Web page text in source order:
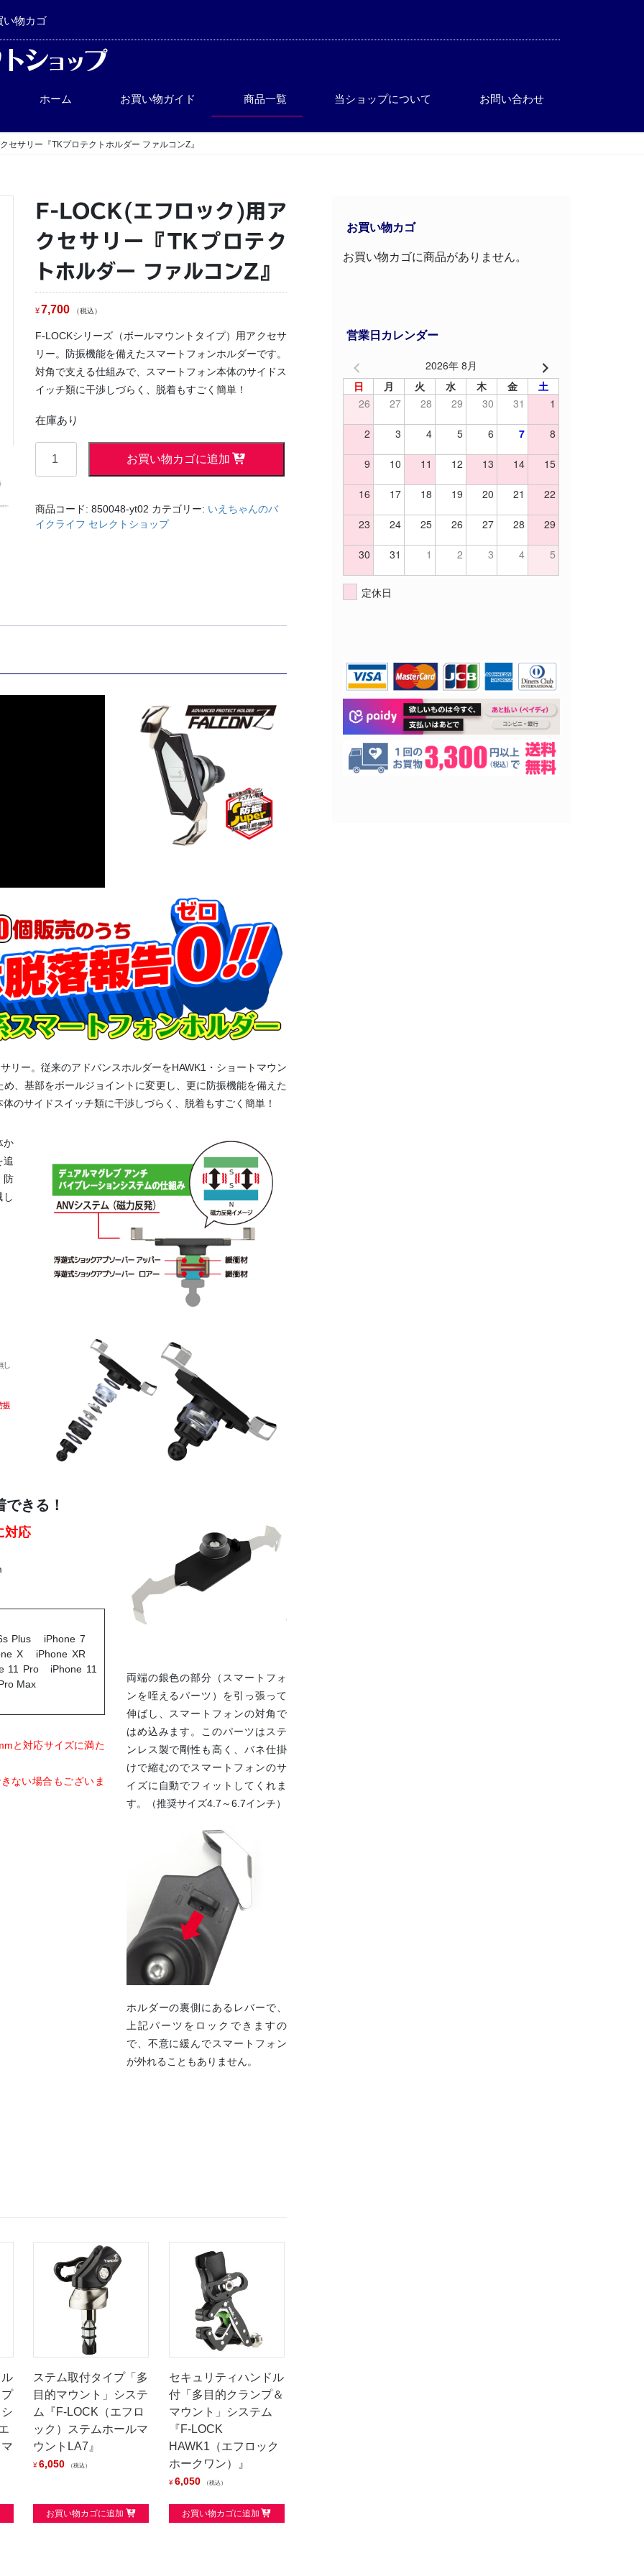
い物カゴ
ホーム お買い物ガイド 商品一覧 当ショップについて お問い合わせ
セサリー『TKプロテクトホルダー ファルコンZ』
F-LOCK(エフロック)用ア
クセサリー『TKプロテク
トホルダー ファルコンZ』
¥7,700 税込
F-LOCKシリーズ（ボールマウントタイプ）用アクセサ
リー。防振機能を備えたスマートフォンホルダーです。
対角で支える仕組みで、スマートフォン本体のサイドス
イッチ類に干渉しづらく、脱着もすごく簡単！
在庫あり
LOCK(エ
ロ
ッ
『TK
Z』
個
お買い物カゴに追加
商品コード: 850048-yt02 カテゴリー: いえちゃんのバ
イクライフ セレクトショップ
リー。従来のアドバンスホルダーをHAWK1・ショートマウン
、基部をボールジョイントに変更し、更に防振機能を備えた
のサイドスイッチ類に干渉しづらく、脱着もすごく簡単！
か
追
防
し
きる！
対応
Plus iPhone 7
X iPhone XR
11 Pro iPhone 11
Max
と対応サイズに満た
ない場合もございま
両端の銀色の部分（スマートフォ
ンを咥えるパーツ）を引っ張って
伸ばし、スマートフォンの対角で
はめ込みます。このパーツはステ
ンレス製で剛性も高く、バネ仕掛
けで縮むのでスマートフォンのサ
イズに自動でフィットしてくれま
す。（推奨サイズ4.7～6.7インチ）
ホルダーの裏側にあるレバーで、
上記パーツをロックできますの
で、不意に緩んでスマートフォン
が外れることもありません。
ステム取付タイプ「多
目的マウント」システ
ム『F-LOCK（エフロ
ック）ステムホールマ
ウントLA7』
¥ 6,050 税込
お買い物カゴに追加
セキュリティハンドル
付「多目的クランプ＆
マウント」システム
『F-LOCK
HAWK1（エフロック
ホークワン）』
¥6,050 税込
お買い物カゴに追加
お買い物カゴ
お買い物カゴに商品がありません。
営業日カレンダー
2026年 8月
日
月 火 水 木 金
土
26
27 28 29 30 31 1
2 3 4 5 6 7 8
9 10 11 12 13 14 15
16 17 18 19 20 21 22
23 24 25 26 27 28 29
30 31 1 2 3 4 5
定休日